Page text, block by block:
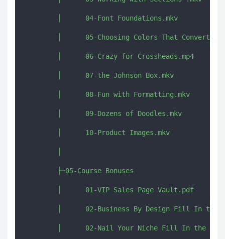
        │      04-Font Foundations.mkv
│      05-Choosing Colors That
        │      06-Crazy for Crossheads.mp4
        │      07-the Johnson Box.mkv
        │      08-Fun with Formatting.mkv
        │      09-Dozens of Doodles.mkv
        │      10-Product Images.mkv
        ├─05-Course Bonuses
        │      01-VIP Sales Page Vault.pdf
│      02-Business By Design Fill In the
│      02-Nail Your Niche Fill In the